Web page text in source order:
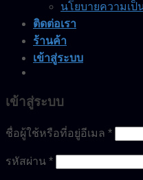
นโยบายความเป็
ติดต่อเรา
ร้านค้า
เข้าสู่ระบบ
เข้าสู่ระบบ
ชื่อผู้ใช้หรือที่อยู่อีเมล *
รหัสผ่าน *